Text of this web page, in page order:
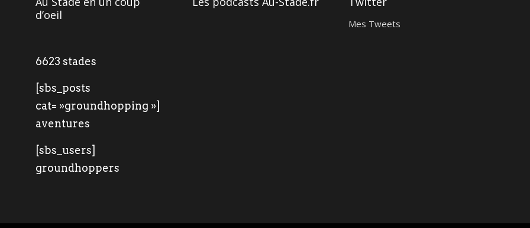
d’oeil
6623 stades
[sbs_posts
cat= »groundhopping »]
aventures
[sbs_users]
groundhoppers
Mes Tweets